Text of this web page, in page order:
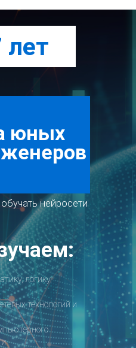
нейросети
юных
лет
логику,
технологий и
и